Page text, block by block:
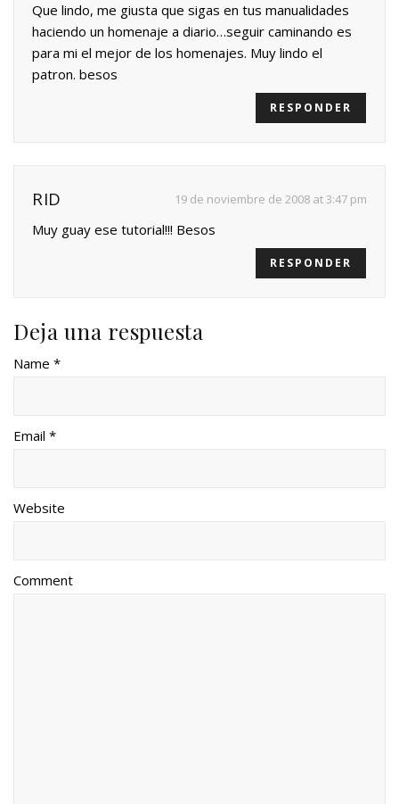
Que lindo, me giusta que sigas en tus manualidades
haciendo un homenaje a diario…seguir caminando es
para mi el mejor de los homenajes. Muy lindo el
patron. besos
RESPONDER
RID 19 de noviembre de 2008 at 3:47 pm
Muy guay ese tutorial!!! Besos
RESPONDER
Deja una respuesta
Name *
Email *
Website
Comment